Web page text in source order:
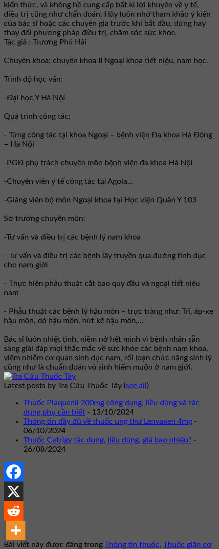
kiến thức, và không hề cung cấp bất kì lời khuyên về y tế,
điều trị cũng như chẩn đoán. Hãy luôn nhớ tham khảo ý kiến
của bác sĩ hoặc các chuyên gia trước khi bắt đầu, dừng hay
thay đổi phương pháp điều trị, chăm sóc sức khỏe.
Tác giả : Trương Phú Hải
Chuyên khoa: chuyên khoa II Ngoại khoa tiết niệu, nam học.
Trình độ học vấn:
-Đại học Y Hà Nội
Quá trình công tác:
- Từng công tác tại khoa Ngoại – bệnh viện Đa khoa Hà Đông
– Hà Nội
-PGĐ phụ trách chuyên môn bệnh viện đa khoa Hà Nội
-Chuyên viên y tế công tác tại Agola...
-Giảng viên bộ môn Ngoại khoa tại Học viện Quân Y 103
Sở trưởng chuyên môn:
-Tư vấn và điều trị các bệnh lý nam khoa
- Tư vấn và điều trị các bệnh lây truyền qua đường tình dục
cho nam giới
- Thực hiện phẫu thuật cắt bao quy đầu và ngoại tiết niệu
nam
- Phẫu thuật các bệnh lý hậu môn – trực tràng như: Trĩ, áp-xe
hậu môn, dò hậu môn, nứt kẽ hậu môn,...
Bác sĩ luôn nhiệt tình, niềm nở hết mình vì bệnh nhân sẵn
sàng giải đáp mọi thắc mắc về sức khỏe các bệnh nam khoa,
viêm nhiễm cơ quan sinh dục nam, rối loạn chức năng sinh lý
cũng như là chuẩn đoán vô sinh hiếm muộn ở nam giới.
Latest posts by Tra Cứu Thuốc Tây (see all )
Thuốc Plaquenil 200mg công dụng, liều dùng và tác
dụng phụ cần biết - 13/10/2024
Thông tin đầy đủ về thuốc ung thư Lenvaxen 4mg -
06/10/2024
Thuốc Cetrigy tác dụng, liều dùng, giá bao nhiêu? -
26/08/2024
Bài viết này được đăng trong Thông tin thuốc, Thuốc giãn cơ